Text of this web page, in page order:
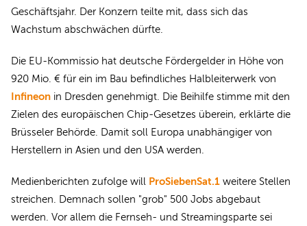
Geschäftsjahr. Der Konzern teilte mit, dass sich das
Wachstum abschwächen dürfte.
Die EU-Kommissio hat deutsche Fördergelder in Höhe von
920 Mio. € für ein im Bau befindliches Halbleiterwerk von
Infineon in Dresden genehmigt. Die Beihilfe stimme mit den
Zielen des europäischen Chip-Gesetzes überein, erklärte die
Brüsseler Behörde. Damit soll Europa unabhängiger von
Herstellern in Asien und den USA werden.
Medienberichten zufolge will ProSiebenSat.1 weitere Stellen
streichen. Demnach sollen "grob" 500 Jobs abgebaut
werden. Vor allem die Fernseh- und Streamingsparte sei